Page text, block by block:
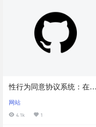
性行为同意协议系统：在线
意协议，支持数字签名和
PDF 导出
网站
4.1k 1